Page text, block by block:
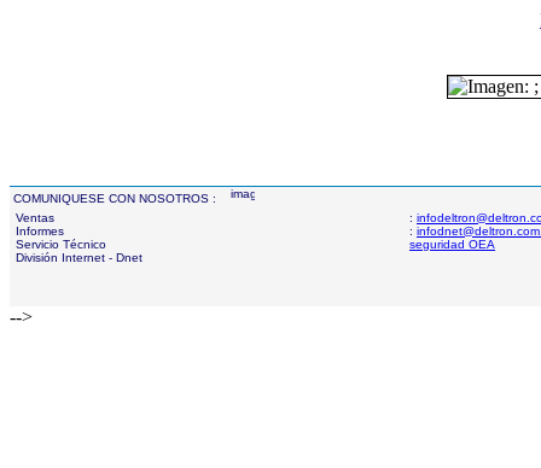
COMUNIQUESE CON NOSOTROS :
Ventas
Informes
Servicio Técnico
División Internet - Dnet
:
:
seguridad OEA
-->